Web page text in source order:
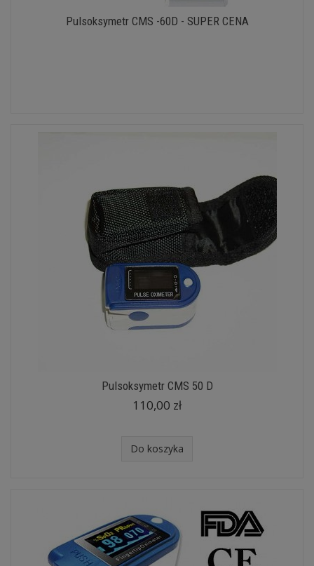
Pulsoksymetr CMS -60D - SUPER CENA
Pulsoksymetr CMS 50 D
110,00 zł
Do koszyka